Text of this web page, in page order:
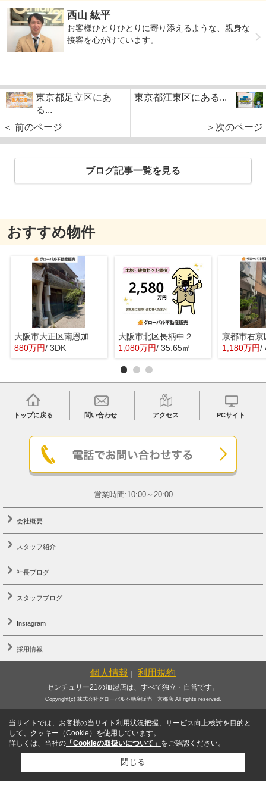
西山 紘平
お客様ひとりひとりに寄り添えるような、親身な
接客を心がけています。
東京都足立区にあ
る...
＜ 前のページ
東京都江東区にある...
＞次のページ
ブログ記事一覧を見る
おすすめ物件
880万円/ 3DK
1,080万円/ 35.65㎡ 1,180万円/
トップに戻る 問い合わせ アクセス PCサイト
営業時間:10:00～20:00
会社概要
スタッフ紹介
社長ブログ
スタッフブログ
Instagram
採用情報
個人情報 利用規約
センチュリー21の加盟店は、すべて独立・自営です。
Copyright(c) 株式会社グローバル不動産販売 京都店 All rights reserved.
当サイトでは、お客様の当サイト利用状況把握、サービス向上検討を目的と
して、クッキー（Cookie）を使用しています。
詳しくは、当社の 「Cookieの取扱いについて」 をご確認ください。
閉じる